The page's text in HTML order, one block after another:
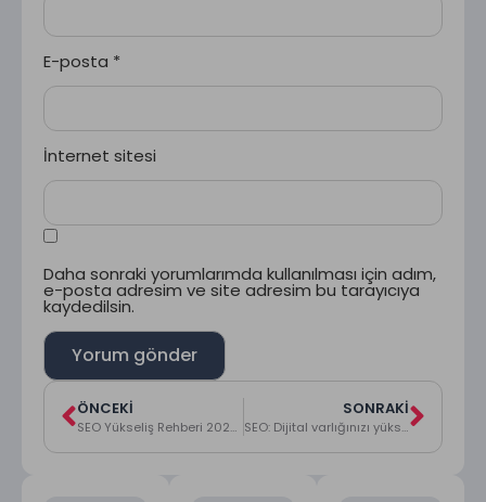
E-posta *
İnternet sitesi
Daha sonraki yorumlarımda kullanılması için adım,
e-posta adresim ve site adresim bu tarayıcıya
kaydedilsin.
ÖNCEKI
SEO Yükseliş Rehberi 2026: İçerik Stratejisi ve Trafik Artışı için Taktikler
SONRAKI
SEO: Dijital varlığınızı yükseltmenin anahtarı.